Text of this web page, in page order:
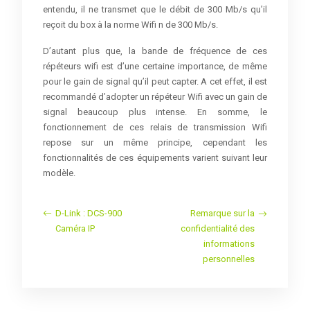
entendu, il ne transmet que le débit de 300 Mb/s qu’il
reçoit du box à la norme Wifi n de 300 Mb/s.
D’autant plus que, la bande de fréquence de ces
répéteurs wifi est d’une certaine importance, de même
pour le gain de signal qu’il peut capter. A cet effet, il est
recommandé d’adopter un répéteur Wifi avec un gain de
signal beaucoup plus intense. En somme, le
fonctionnement de ces relais de transmission Wifi
repose sur un même principe, cependant les
fonctionnalités de ces équipements varient suivant leur
modèle.
D-Link : DCS-900
Caméra IP
Remarque sur la
confidentialité des
informations
personnelles